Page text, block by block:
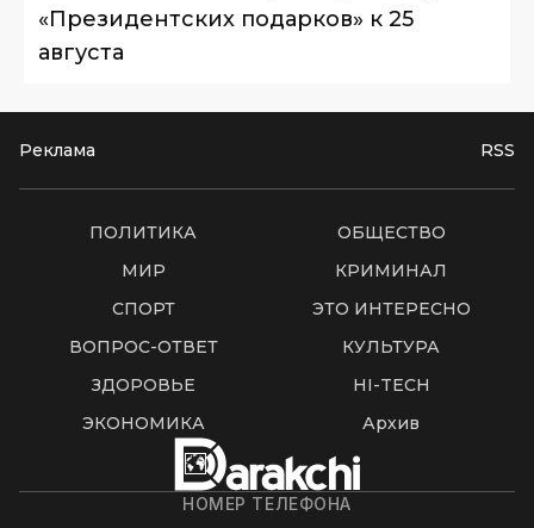
«Президентских подарков» к 25
августа
Реклама RSS
ПОЛИТИКА
ОБЩЕСТВО
МИР
КРИМИНАЛ
СПОРТ
ЭТО ИНТЕРЕСНО
ВОПРОС-ОТВЕТ
КУЛЬТУРА
ЗДОРОВЬЕ
HI-TECH
ЭКОНОМИКА
Архив
НОМЕР ТЕЛЕФОНА